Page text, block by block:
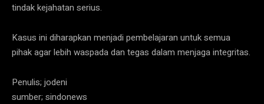
tindak kejahatan serius.
Kasus ini diharapkan menjadi pembelajaran untuk semua
pihak agar lebih waspada dan tegas dalam menjaga integritas.
Penulis; jodeni
sumber; sindonews